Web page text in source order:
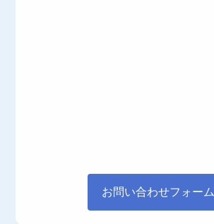
お問い合わせフォーム